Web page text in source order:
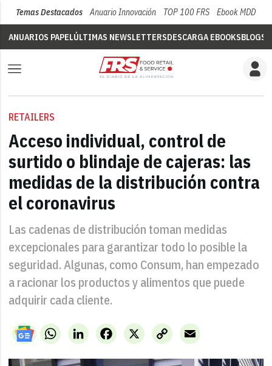
Temas Destacados Anuario Innovación TOP 100 FRS Ebook MDD
ANUARIOS PAPELÚLTIMAS NEWSLETTERSDESCARGA EBOOKSBLOGS
RETAILERS
Acceso individual, control de
surtido o blindaje de cajeras: las
medidas de la distribución contra
el coronavirus
Las cadenas de distribución toman medidas
excepcionales para garantizar todo lo posible la
seguridad. Algunas, como Consum, han empezado
a racionar los productos y alimentos que puede
adquirir cada cliente.
WhatsAppLinkedIn X
Facebook
Copy
Link
Email